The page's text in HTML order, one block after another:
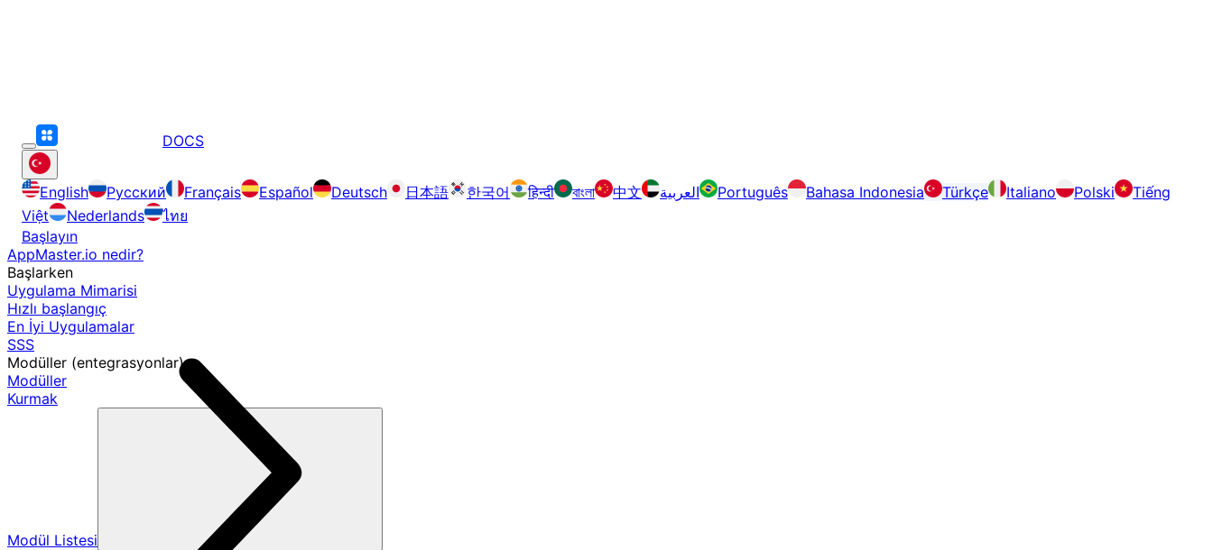
DOCS
English Русский Français Español Deutsch 日本語 한국어 हिन्दी বাংলা 中文 العربية Português Bahasa Indonesia Türkçe Italiano Polski
Tiếng
Việt
Nederlands
ไทย
Başlayın
AppMaster.io nedir?
Başlarken
Uygulama Mimarisi
Hızlı başlangıç
En İyi Uygulamalar
SSS
Modüller (entegrasyonlar)
Modüller
Kurmak
Modül Listesi